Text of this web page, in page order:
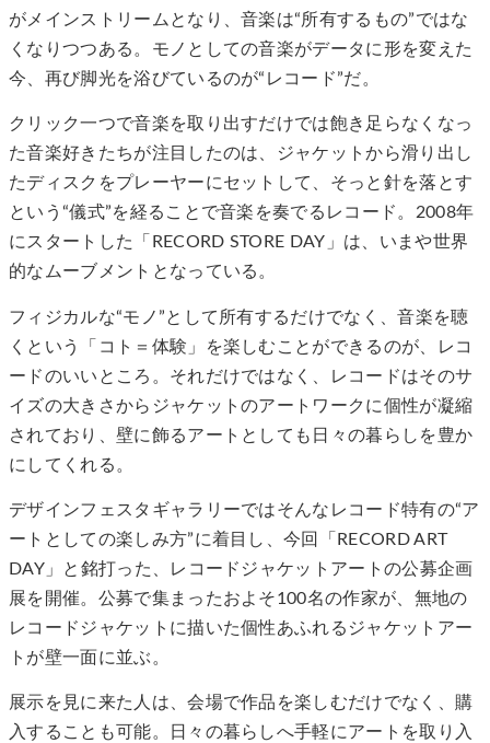
がメインストリームとなり、音楽は“所有するもの”ではな
くなりつつある。モノとしての音楽がデータに形を変えた
今、再び脚光を浴びているのが“レコード”だ。
クリック一つで音楽を取り出すだけでは飽き足らなくなっ
た音楽好きたちが注目したのは、ジャケットから滑り出し
たディスクをプレーヤーにセットして、そっと針を落とす
という“儀式”を経ることで音楽を奏でるレコード。2008年
にスタートした「RECORD STORE DAY」は、いまや世界
的なムーブメントとなっている。
フィジカルな“モノ”として所有するだけでなく、音楽を聴
くという「コト＝体験」を楽しむことができるのが、レコ
ードのいいところ。それだけではなく、レコードはそのサ
イズの大きさからジャケットのアートワークに個性が凝縮
されており、壁に飾るアートとしても日々の暮らしを豊か
にしてくれる。
デザインフェスタギャラリーではそんなレコード特有の“ア
ートとしての楽しみ方”に着目し、今回「RECORD ART
DAY」と銘打った、レコードジャケットアートの公募企画
展を開催。公募で集まったおよそ100名の作家が、無地の
レコードジャケットに描いた個性あふれるジャケットアー
トが壁一面に並ぶ。
展示を見に来た人は、会場で作品を楽しむだけでなく、購
入することも可能。日々の暮らしへ手軽にアートを取り入